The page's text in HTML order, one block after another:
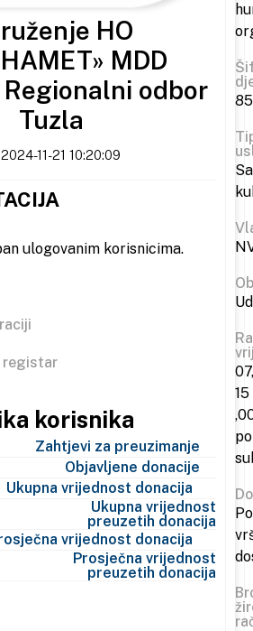
HO
MDD
odbor
Tuzla
11-21 10:20:09
ulogovanim korisnicima.
registar
korisnika
Zahtjevi za preuzimanje
Objavljene donacije
Ukupna vrijednost donacija
Ukupna vrijednost
preuzetih donacija
vrijednost donacija
Prosječna vrijednost
preuzetih donacija
15